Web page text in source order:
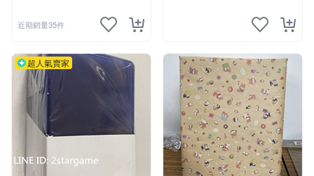
近期銷量35件
超人氣賣家